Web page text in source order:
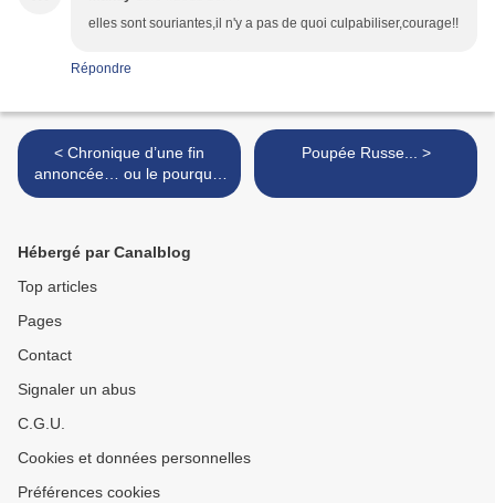
elles sont souriantes,il n'y a pas de quoi culpabiliser,courage!!
Répondre
< Chronique d’une fin
annoncée… ou le pourquoi
de ce silence radio.
Poupée Russe... >
Hébergé par Canalblog
Top articles
Pages
Contact
Signaler un abus
C.G.U.
Cookies et données personnelles
Préférences cookies